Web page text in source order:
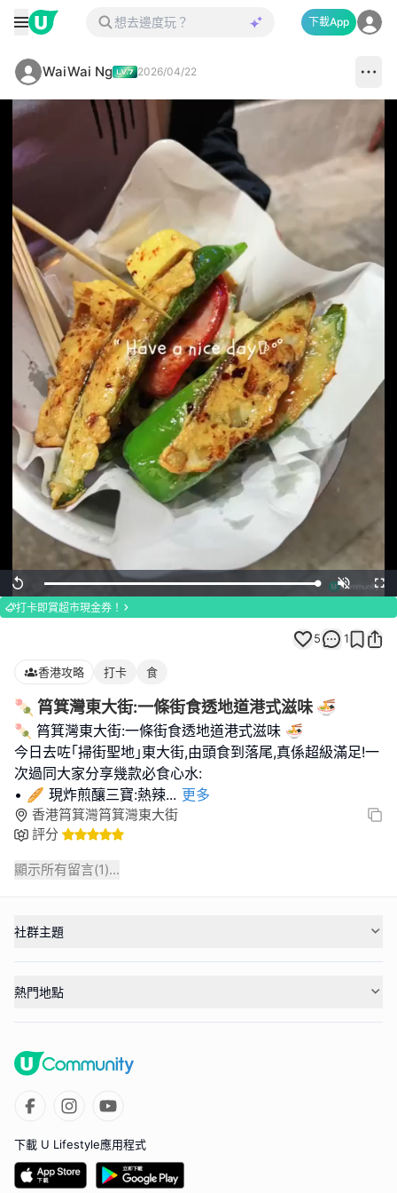
下載App
WaiWai Ng 2026/04/22
Replay Loaded:
100.00%
Unmute
打卡即賞超市現金券！
5 1
香港攻略 打卡 食
🍡 筲箕灣東大街:一條街食透地道港式滋味 🍜
🍡 筲箕灣東大街:一條街食透地道港式滋味 🍜
今日去咗｢掃街聖地｣東大街,由頭食到落尾,真係超級滿足!一
次過同大家分享幾款必食心水:
• 🥖 現炸煎釀三寶:熱辣... 更多
香港筲箕灣筲箕灣東大街
評分
顯示所有留言(1)...
社群主題
熱門地點
下載 U Lifestyle應用程式